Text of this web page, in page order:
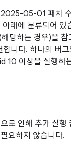
05-01 패치
아래에 분류되어 있
당하는 경우)을
합니다. 하나의 버
10 이상을 실행하
로 인해 추가 실
요하지 않습니다.